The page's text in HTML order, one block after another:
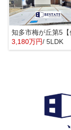
3,180万円/ 5LDK